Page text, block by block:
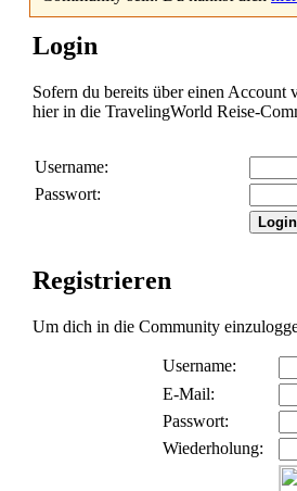
Login
Sofern du bereits über einen Account
hier in die TravelingWorld Reise-
Username:
Passwort:
Registrieren
Um dich in die Community
Username:
E-Mail:
Passwort:
Wiederholung: